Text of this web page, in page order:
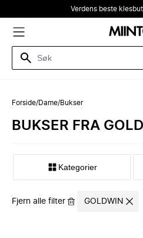
Verdens beste
Forside/Dame/Bukser
BUKSER FRA
Kategorier
Fjern alle filter GOLDWIN